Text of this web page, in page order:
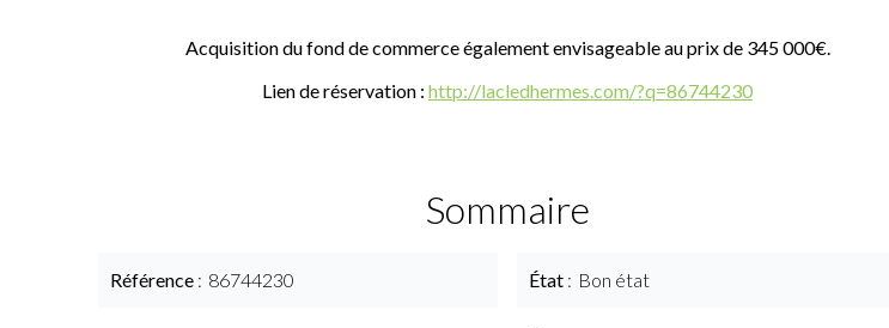
Acquisition du fond de commerce également envisageable au prix de 345 000€.
Lien de réservation : http://lacledhermes.com/?q=86744230
Sommaire
Référence 86744230 État Bon état